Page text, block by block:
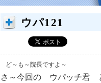
ウパ121
ど～も～院長ですよ～
さ～今回の ウパッチ君